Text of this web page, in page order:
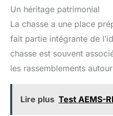
Un héritage patrimonial
La chasse a une place
fait partie intégrante de
chasse est souvent
les rassemblements
Lire plus Test AEMS-